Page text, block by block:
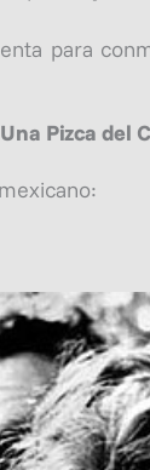
para
Una Pizca del